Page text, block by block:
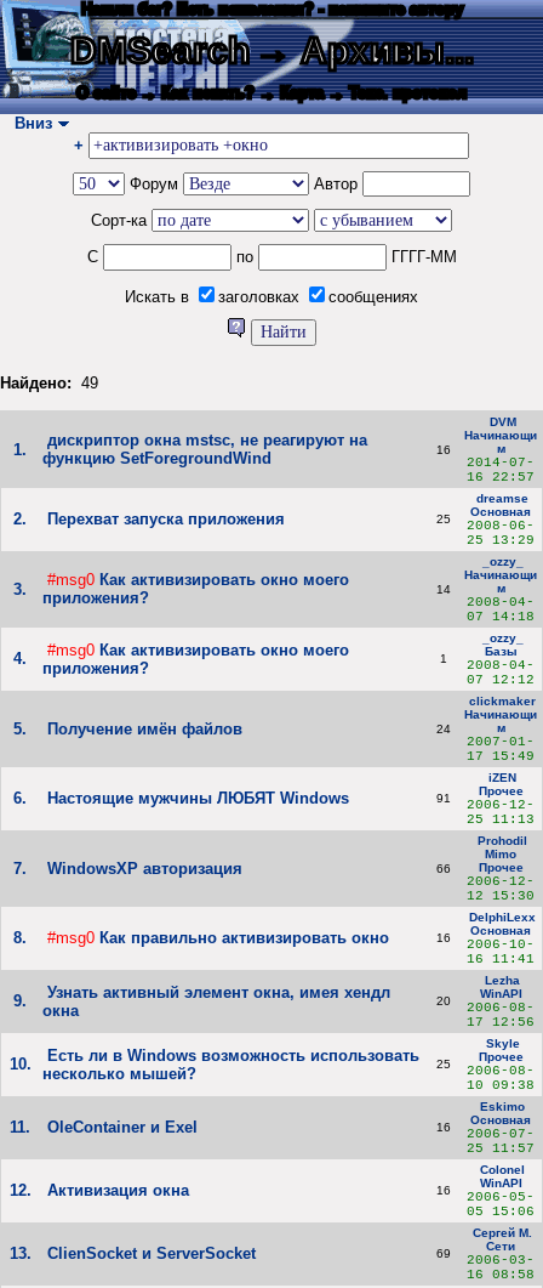
Нашли баг? Есть пожелания? - напишите автору
DMSearch→ Архивы...
О сайте → Как искать? → Карта → Текс. протокол
Вниз
+
Форум
Автор
Сорт-ка
С
по ГГГГ-ММ
Искать в заголовках сообщениях
Найдено: 49
1.
дискриптор окна mstsc, не реагируют на
функцию SetForegroundWind
16
DVM
Начинающи
м
2014-07-
16 22:57
2. Перехват запуска приложения 25
dreamse
Основная
2008-06-
25 13:29
3.
#msg0 Как активизировать окно моего
приложения?
14
_ozzy_
Начинающи
м
2008-04-
07 14:18
4. #msg0 Как активизировать окно моего
приложения?
1
_ozzy_
Базы
2008-04-
07 12:12
5. Получение имён файлов 24
clickmaker
Начинающи
м
2007-01-
17 15:49
6. Настоящие мужчины ЛЮБЯТ Windows 91
iZEN
Прочее
2006-12-
25 11:13
7. WindowsXP авторизация 66
Prohodil
Mimo
Прочее
2006-12-
12 15:30
8. #msg0 Как правильно активизировать окно 16
DelphiLexx
Основная
2006-10-
16 11:41
9.
Узнать активный элемент окна, имея хендл
окна
20
Lezha
WinAPI
2006-08-
17 12:56
10.
Есть ли в Windows возможность использовать
несколько мышей?
25
Skyle
Прочее
2006-08-
10 09:38
11. OleContainer и Exel 16
Eskimo
Основная
2006-07-
25 11:57
12. Активизация окна 16
Colonel
WinAPI
2006-05-
05 15:06
13. ClienSocket и ServerSocket 69
Сергей М.
Сети
2006-03-
16 08:58